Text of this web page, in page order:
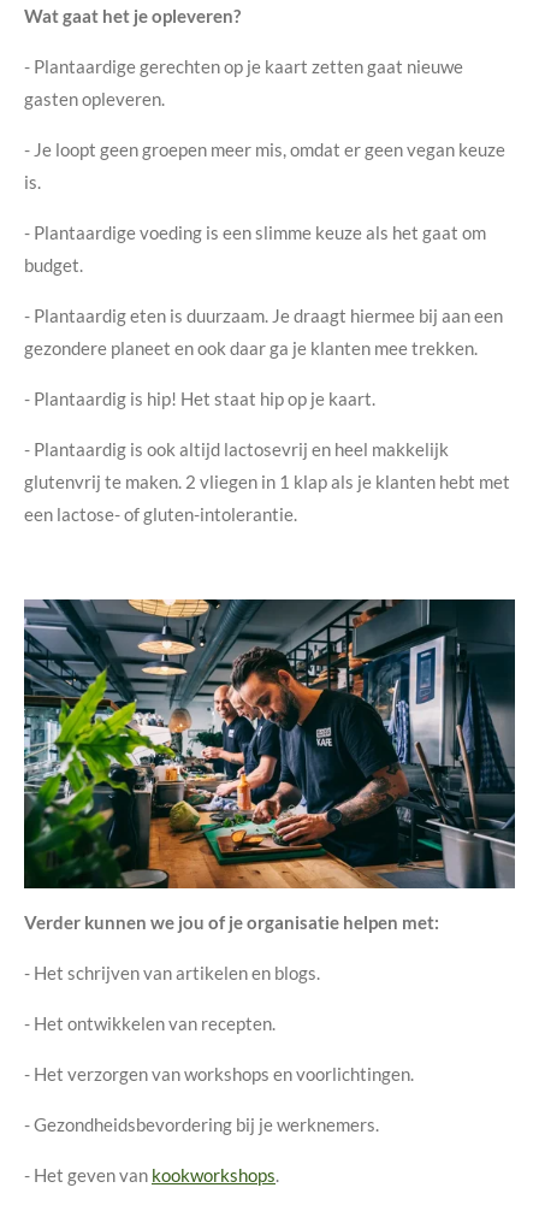
Wat gaat het je opleveren?
- Plantaardige gerechten op je kaart zetten gaat nieuwe
gasten opleveren.
- Je loopt geen groepen meer mis, omdat er geen vegan keuze
is.
- Plantaardige voeding is een slimme keuze als het gaat om
budget.
- Plantaardig eten is duurzaam. Je draagt hiermee bij aan een
gezondere planeet en ook daar ga je klanten mee trekken.
- Plantaardig is hip! Het staat hip op je kaart.
- Plantaardig is ook altijd lactosevrij en heel makkelijk
glutenvrij te maken. 2 vliegen in 1 klap als je klanten hebt met
een lactose- of gluten-intolerantie.
Verder kunnen we jou of je organisatie helpen met:
- Het schrijven van artikelen en blogs.
- Het ontwikkelen van recepten.
- Het verzorgen van workshops en voorlichtingen.
- Gezondheidsbevordering bij je werknemers.
- Het geven van kookworkshops.